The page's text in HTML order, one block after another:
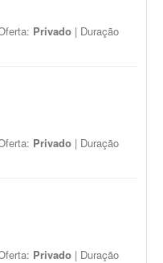
Privado | Duração
Privado | Duração
Privado | Duração